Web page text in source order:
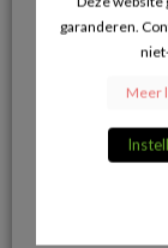
→ Klik hier voor
Volg ons
van de
garanderen.
Meer